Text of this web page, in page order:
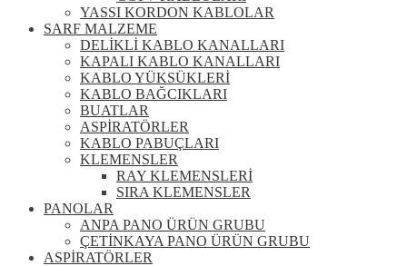
YASSI KORDON KABLOLAR
SARF MALZEME
DELİKLİ KABLO KANALLARI
KAPALI KABLO KANALLARI
KABLO YÜKSÜKLERİ
KABLO BAĞCIKLARI
BUATLAR
ASPİRATÖRLER
KABLO PABUÇLARI
KLEMENSLER
RAY KLEMENSLERİ
SIRA KLEMENSLER
PANOLAR
ANPA PANO ÜRÜN GRUBU
ÇETİNKAYA PANO ÜRÜN GRUBU
ASPİRATÖRLER